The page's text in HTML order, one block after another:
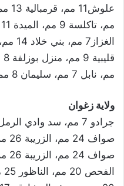
مم، نابل 7 مم، سليمان 8 مم
ولاية زغوان